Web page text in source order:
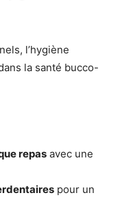
l’hygiène
la santé bucco-
repas avec une
pour un